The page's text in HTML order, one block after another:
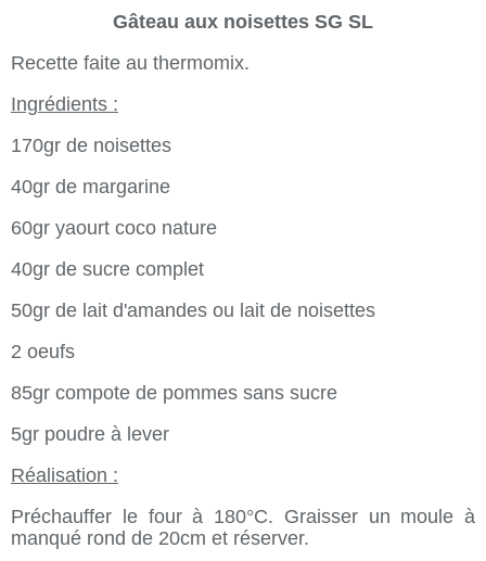
Gâteau aux noisettes SG SL
Recette faite au thermomix.
Ingrédients :
170gr de noisettes
40gr de margarine
60gr yaourt coco nature
40gr de sucre complet
50gr de lait d'amandes ou lait de noisettes
2 oeufs
85gr compote de pommes sans sucre
5gr poudre à lever
Réalisation :
Préchauffer le four à 180°C. Graisser un moule à
manqué rond de 20cm et réserver.